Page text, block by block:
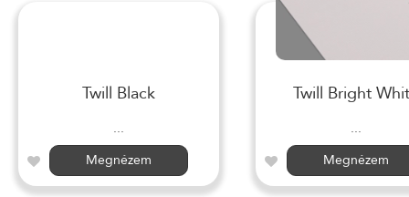
Twill Black
...
Megnézem
Twill Bright
...
Megnézem